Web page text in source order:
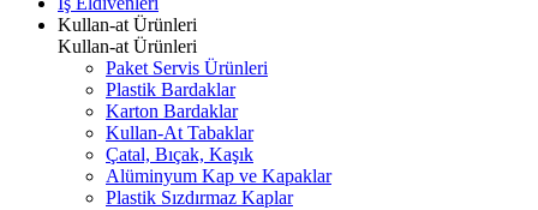
Kullan-at Ürünleri
Kullan-at Ürünleri
Paket Servis Ürünleri
Plastik Bardaklar
Karton Bardaklar
Kullan-At Tabaklar
Çatal, Bıçak, Kaşık
Alüminyum Kap ve Kapaklar
Plastik Sızdırmaz Kaplar